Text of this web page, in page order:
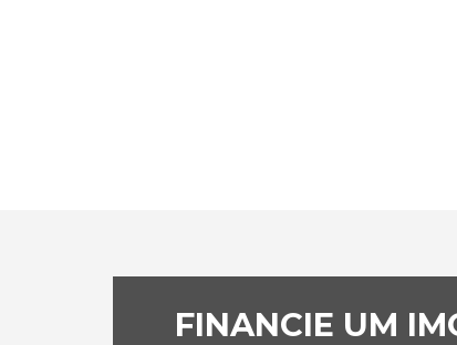
FINANCIE UM